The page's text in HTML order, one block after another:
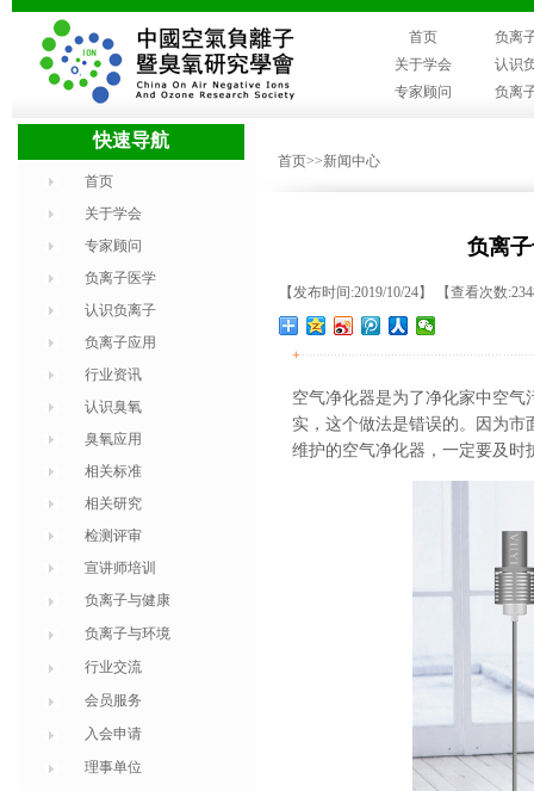
首页
负离
关于学会
认识
专家顾问
负离
快速导航
首页
关于学会
专家顾问
负离子医学
认识负离子
负离子应用
行业资讯
认识臭氧
臭氧应用
相关标准
相关研究
检测评审
宣讲师培训
负离子与健康
负离子与环境
行业交流
会员服务
入会申请
理事单位
首页>>新闻中心
负离
【发布时间:2019/10/24】 【查看次数
+
空气净化器是为了净化家中空气
实，这个做法是错误的。 因为市
维护的空气净化器，一定要及时